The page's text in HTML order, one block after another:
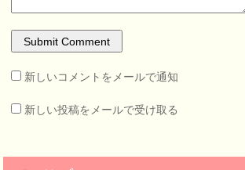
新しいコメントをメールで通知
新しい投稿をメールで受け取る